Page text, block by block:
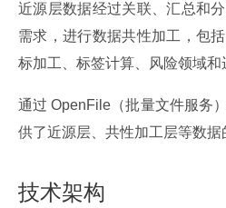
近源层数据经过关联、汇总和
需求，进行数据共性加工，包
标加工、标签计算、风险领域和
通过 OpenFile（批量文件服务
供了近源层、共性加工层等数据
技术架构